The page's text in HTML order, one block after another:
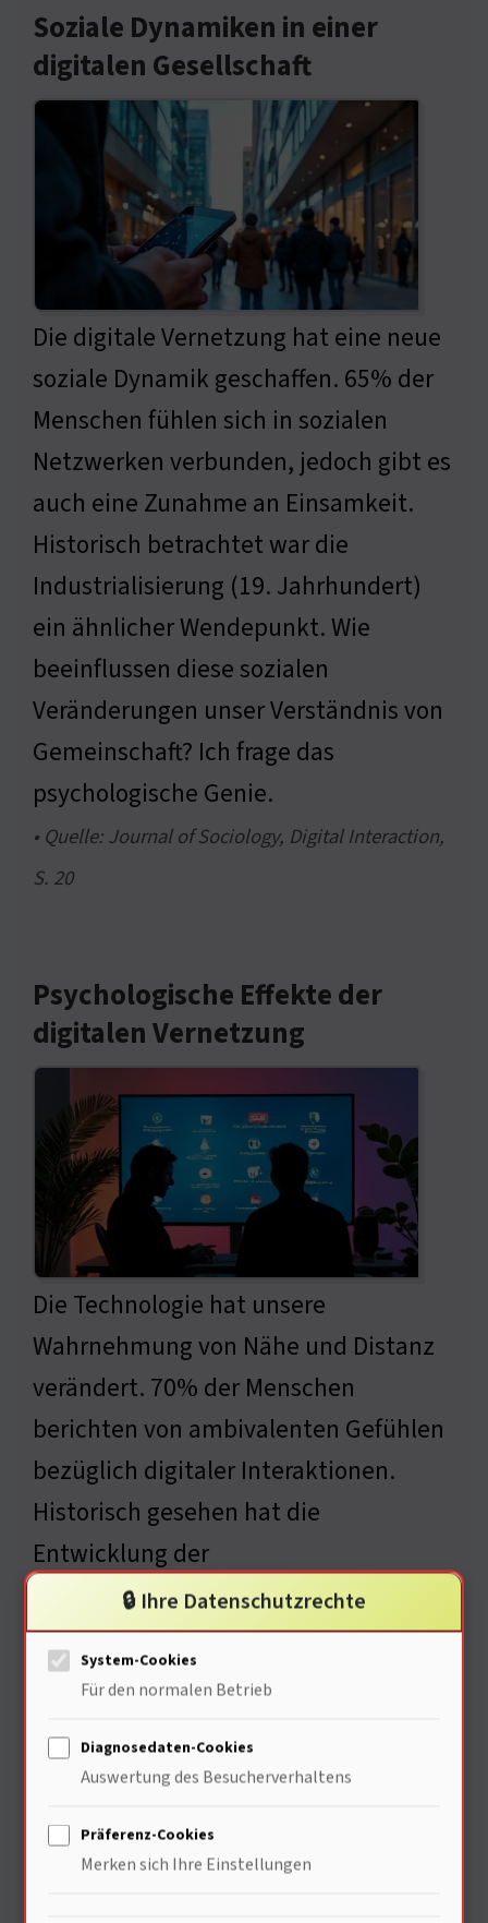
Soziale Dynamiken in einer
digitalen Gesellschaft
Die digitale Vernetzung hat eine neue
soziale Dynamik geschaffen. 65% der
Menschen fühlen sich in sozialen
Netzwerken verbunden, jedoch gibt es
auch eine Zunahme an Einsamkeit.
Historisch betrachtet war die
Industrialisierung (19. Jahrhundert)
ein ähnlicher Wendepunkt. Wie
beeinflussen diese sozialen
Veränderungen unser Verständnis von
Gemeinschaft? Ich frage das
psychologische Genie.
• Quelle: Journal of Sociology, Digital Interaction,
S. 20
Psychologische Effekte der
digitalen Vernetzung
Die Technologie hat unsere
Wahrnehmung von Nähe und Distanz
verändert. 70% der Menschen
berichten von ambivalenten Gefühlen
bezüglich digitaler Interaktionen.
Historisch gesehen hat die
Entwicklung der
Massenkommunikation (20.
Jahrhundert) unsere Psyche
tiefgreifend beeinflusst. Wie können
neuen Realität aufbauen? Ich
Experten.
🔒 Ihre Datenschutzrechte
System-Cookies
Für den normalen Betrieb
Diagnosedaten-Cookies
Auswertung des Besucherverhaltens
Präferenz-Cookies
Merken sich Ihre Einstellungen